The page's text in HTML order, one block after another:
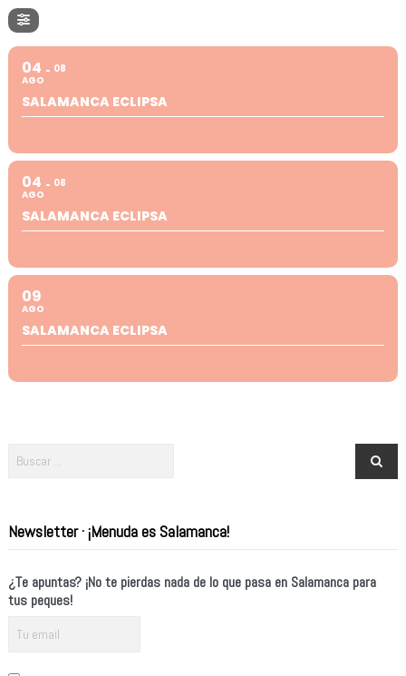
04
AGO
08
SALAMANCA ECLIPSA
04
AGO
08
SALAMANCA ECLIPSA
09
AGO
SALAMANCA ECLIPSA
Newsletter · ¡Menuda es Salamanca!
¿Te apuntas? ¡No te pierdas nada de lo que pasa en Salamanca para
tus peques!